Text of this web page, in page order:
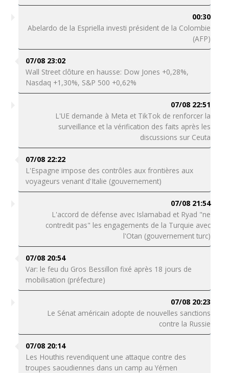
00:30
Abelardo de la Espriella investi président de la Colombie
(AFP)
07/08 23:02
Wall Street clôture en hausse: Dow Jones +0,28%,
Nasdaq +1,30%, S&P 500 +0,62%
07/08 22:51
L'UE demande à Meta et TikTok de renforcer la
surveillance et la vérification des faits après les
discussions sur Ceuta
07/08 22:22
L'Espagne impose des contrôles aux frontières aux
voyageurs venant d'Italie (gouvernement)
07/08 21:54
L'accord de défense avec Islamabad et Ryad "ne
contredit pas" les engagements de la Turquie avec
l'Otan (gouvernement turc)
07/08 20:54
Var: le feu du Gros Bessillon fixé après 18 jours de
mobilisation (préfecture)
07/08 20:23
Le Sénat américain adopte de nouvelles sanctions
contre la Russie
07/08 20:14
Les Houthis revendiquent une attaque contre des
troupes saoudiennes dans un camp au Yémen